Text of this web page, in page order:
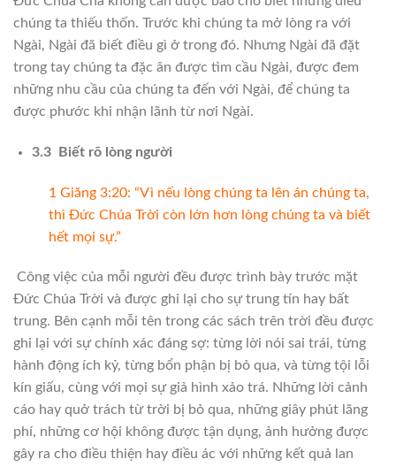
chúng ta thiếu thốn. Trước khi chúng ta mở lòng ra với
Ngài, Ngài đã biết điều gì ở trong đó. Nhưng Ngài đã đặt
trong tay chúng ta đặc ân được tìm cầu Ngài, được đem
những nhu cầu của chúng ta đến với Ngài, để chúng ta
được phước khi nhận lãnh từ nơi Ngài.
3.3 Biết rõ lòng người
1 Giăng 3:20: “Vì nếu lòng chúng ta lên án chúng ta,
thì Đức Chúa Trời còn lớn hơn lòng chúng ta và biết
hết mọi sự.”
Công việc của mỗi người đều được trình bày trước mặt
Đức Chúa Trời và được ghi lại cho sự trung tín hay bất
trung. Bên cạnh mỗi tên trong các sách trên trời đều được
ghi lại với sự chính xác đáng sợ: từng lời nói sai trái, từng
hành động ích kỷ, từng bổn phận bị bỏ qua, và từng tội lỗi
kín giấu, cùng với mọi sự giả hình xảo trá. Những lời cảnh
cáo hay quở trách từ trời bị bỏ qua, những giây phút lãng
phí, những cơ hội không được tận dụng, ảnh hưởng được
gây ra cho điều thiện hay điều ác với những kết quả lan